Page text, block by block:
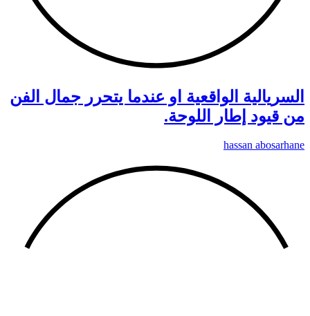
السريالية الواقعية او عندما يتحرر جمال الفن
من قيود إطار اللوحة.
hassan abosarhane